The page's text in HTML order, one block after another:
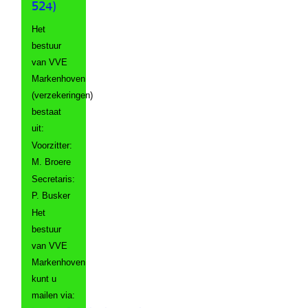
524)
Het
bestuur
van VVE
Markenhoven
(verzekeringen)
bestaat
uit:
Voorzitter:
M. Broere
Secretaris:
P. Busker
Het
bestuur
van VVE
Markenhoven
kunt u
mailen via: